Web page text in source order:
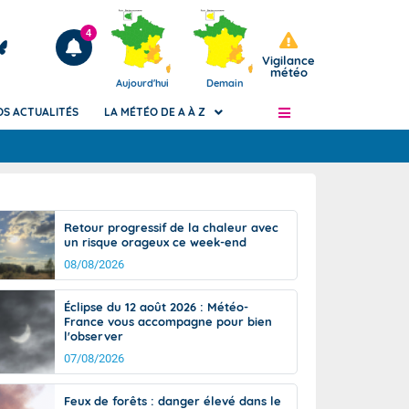
Articles
4
Aujourd'hui Demain
Vigilance
météo
de
Phénomènes dangereux de J+2 à J+7
Avertissement pluies intenses à l'échelle
des communes (Apic)
Bulletins Marine
Bulletins d'estimation du risque
d'avalanche
Météo des forêts
Vigicrues
ACTUALITÉS LA MÉTÉO DE A À Z
Retour progressif de la chaleur avec
un risque orageux ce week-end
08/08/2026
Éclipse du 12 août 2026 : Météo-
France vous accompagne pour bien
l'observer
07/08/2026
Feux de forêts : danger élevé dans le